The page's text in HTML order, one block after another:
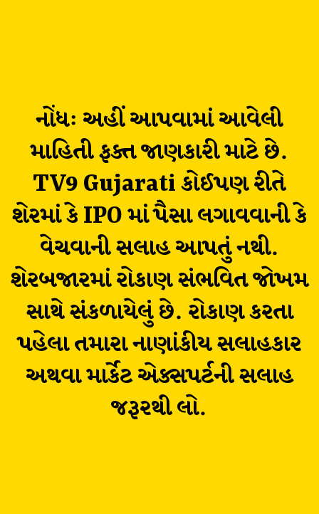
નોંધ: અહીં આપવામાં આવેલી
માહિતી ફક્ત જાણકારી માટે છે.
TV9 Gujarati કોઈપણ રીતે
શેરમાં કે IPO માં પૈસા લગાવવાની કે
વેચવાની સલાહ આપતું નથી.
શેરબજારમાં રોકાણ સંભવિત જોખમ
સાથે સંકળાયેલું છે. રોકાણ કરતા
પહેલા તમારા નાણાંકીય સલાહકાર
અથવા માર્કેટ એક્સપર્ટની સલાહ
જરૂરથી લો.